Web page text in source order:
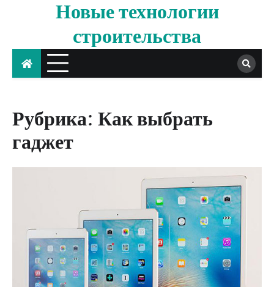
Новые технологии
строительства
Рубрика:Как выбрать
гаджет